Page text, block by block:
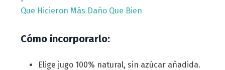
Que Hicieron Más Daño Que Bien
Cómo incorporarlo:
Elige jugo 100% natural, sin azúcar añadida.